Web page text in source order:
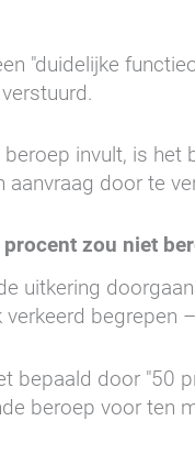
"duidelijke
invult, is
door te
procent zou niet
uitkering
begrepen
bepaald door "50
beroep voor ten